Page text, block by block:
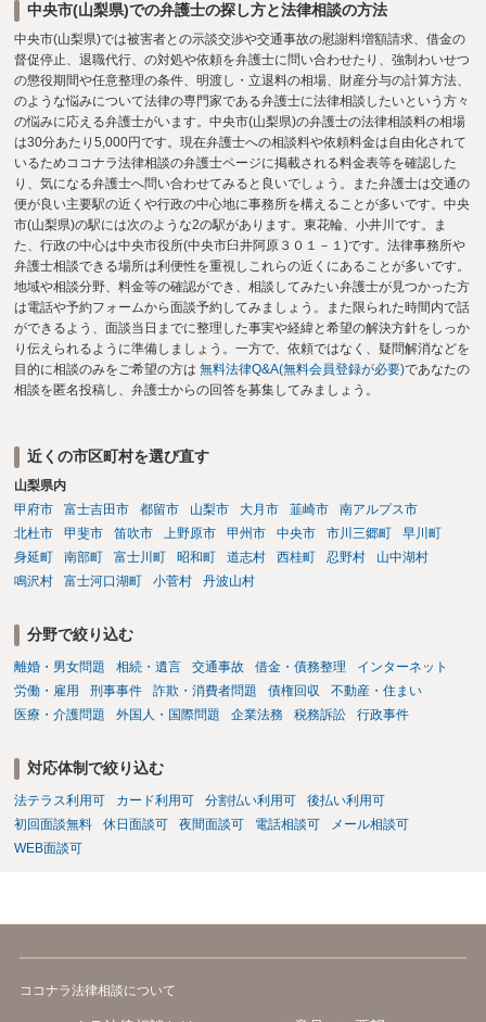
中央市(山梨県)での弁護士の探し方と法律相談の方法
中央市(山梨県)では被害者との示談交渉や交通事故の慰謝料増額請求、借金の
督促停止、退職代行、の対処や依頼を弁護士に問い合わせたり、強制わいせつ
の懲役期間や任意整理の条件、明渡し・立退料の相場、財産分与の計算方法、
のような悩みについて法律の専門家である弁護士に法律相談したいという方々
の悩みに応える弁護士がいます。中央市(山梨県)の弁護士の法律相談料の相場
は30分あたり5,000円です。現在弁護士への相談料や依頼料金は自由化されて
いるためココナラ法律相談の弁護士ページに掲載される料金表等を確認した
り、気になる弁護士へ問い合わせてみると良いでしょう。また弁護士は交通の
便が良い主要駅の近くや行政の中心地に事務所を構えることが多いです。中央
市(山梨県)の駅には次のような2の駅があります。東花輪、小井川です。ま
た、行政の中心は中央市役所(中央市臼井阿原３０１－１)です。法律事務所や
弁護士相談できる場所は利便性を重視しこれらの近くにあることが多いです。
地域や相談分野、料金等の確認ができ、相談してみたい弁護士が見つかった方
は電話や予約フォームから面談予約してみましょう。また限られた時間内で話
ができるよう、面談当日までに整理した事実や経緯と希望の解決方針をしっか
り伝えられるように準備しましょう。一方で、依頼ではなく、疑問解消などを
目的に相談のみをご希望の方は 無料法律Q&A(無料会員登録が必要)であなたの
相談を匿名投稿し、弁護士からの回答を募集してみましょう。
近くの市区町村を選び直す
山梨県内
甲府市
富士吉田市 都留市 山梨市 大月市 韮崎市
南アルプス市
北杜市
甲斐市 笛吹市 上野原市 甲州市 中央市 市川三郷町
早川町
身延町
南部町 富士川町 昭和町 道志村 西桂町 忍野村
山中湖村
鳴沢村
富士河口湖町 小菅村 丹波山村
分野で絞り込む
離婚・男女問題 相続・遺言 交通事故 借金・債務整理
インターネット
労働・雇用
刑事事件 詐欺・消費者問題 債権回収
不動産・住まい
医療・介護問題
外国人・国際問題 企業法務 税務訴訟 行政事件
対応体制で絞り込む
法テラス利用可 カード利用可 分割払い利用可
後払い利用可
初回面談無料
休日面談可 夜間面談可 電話相談可
メール相談可
WEB面談可
ココナラ法律相談について